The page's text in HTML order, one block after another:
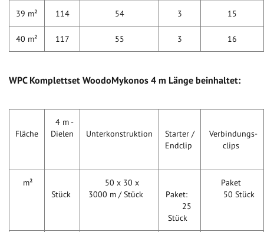
39 m² 114 54 3 15
40 m² 117 55 3 16
WPC Komplettset WoodoMykonos 4 m Länge beinhaltet:
Fläche
4 m -
Dielen
Unterkonstruktion
Starter /
Endclip
Verbindungs-
clips
m²
Stück
50 x 30 x
3000 m / Stück
Paket:
25
Stück
Paket
50 Stück